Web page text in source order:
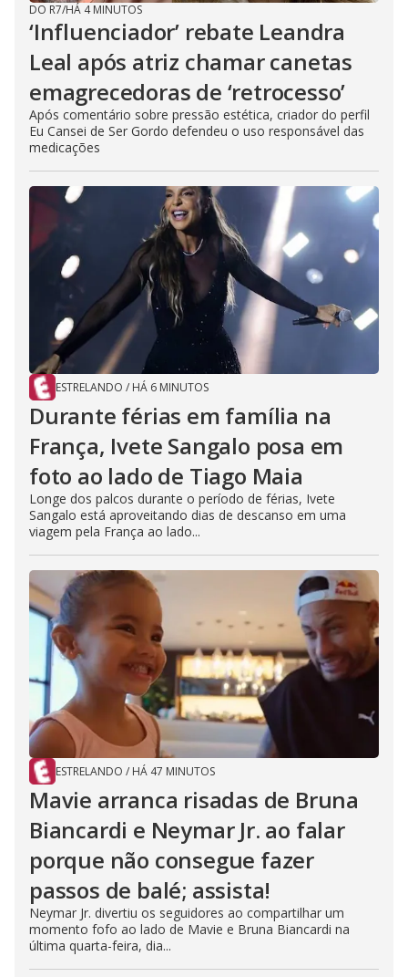
DO R7/HÁ 4 MINUTOS
‘Influenciador’ rebate Leandra
Leal após atriz chamar canetas
emagrecedoras de ‘retrocesso’
Após comentário sobre pressão estética, criador do perfil
Eu Cansei de Ser Gordo defendeu o uso responsável das
medicações
ESTRELANDO / HÁ 6 MINUTOS
Durante férias em família na
França, Ivete Sangalo posa em
foto ao lado de Tiago Maia
Longe dos palcos durante o período de férias, Ivete
Sangalo está aproveitando dias de descanso em uma
viagem pela França ao lado...
ESTRELANDO / HÁ 47 MINUTOS
Mavie arranca risadas de Bruna
Biancardi e Neymar Jr. ao falar
porque não consegue fazer
passos de balé; assista!
Neymar Jr. divertiu os seguidores ao compartilhar um
momento fofo ao lado de Mavie e Bruna Biancardi na
última quarta-feira, dia...